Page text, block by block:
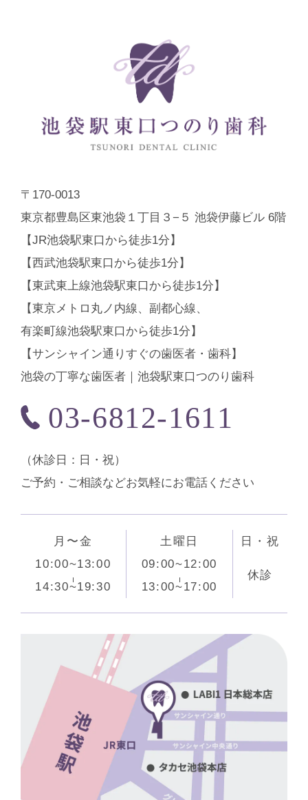
〒170-0013
東京都豊島区東池袋１丁目３−５ 池袋伊藤ビル 6階
【JR池袋駅東口から徒歩1分】
【西武池袋駅東口から徒歩1分】
【東武東上線池袋駅東口から徒歩1分】
【東京メトロ丸ノ内線、副都心線、
有楽町線池袋駅東口から徒歩1分】
【サンシャイン通りすぐの歯医者・歯科】
池袋の丁寧な歯医者｜池袋駅東口つのり歯科
03-6812-1611
（休診⽇：日・祝）
ご予約・ご相談などお気軽にお電話ください
月〜金 土曜日
日・祝
10:00~13:00
09:00~12:00
休診
14:30~19:30
13:00~17:00